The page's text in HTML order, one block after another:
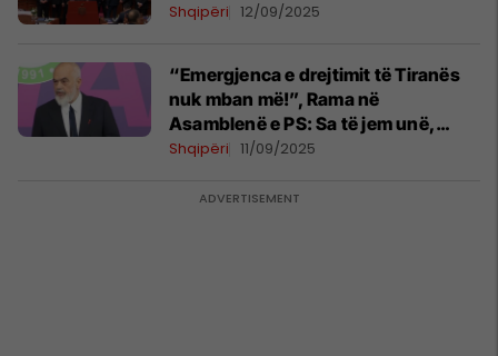
Shqipëri 12/09/2025
“Emergjenca e drejtimit të Tiranës
nuk mban më!”, Rama në
Asamblenë e PS: Sa të jem unë,
asnjë pendesë
Shqipëri 11/09/2025